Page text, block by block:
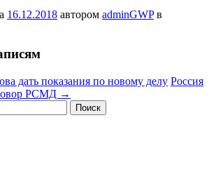
16.12.2018 автором adminGWPв
дать показания по новому делу Россия
РСМД →